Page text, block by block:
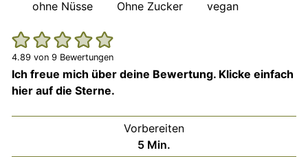
ohne Nüsse
Ohne Zucker vegan
4.89 von9 Bewertungen
Ich freue mich über deine Bewertung. Klicke einfach
hier auf die Sterne.
Vorbereiten
5Minuten
Min.